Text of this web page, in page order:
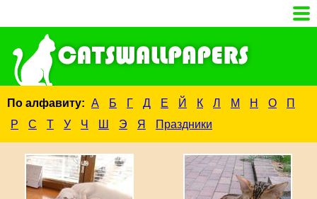
По алфавиту: А Б Г Д Е Й К Л М Н О
П
Р
С Т У Ч Ш Э Я Праздники